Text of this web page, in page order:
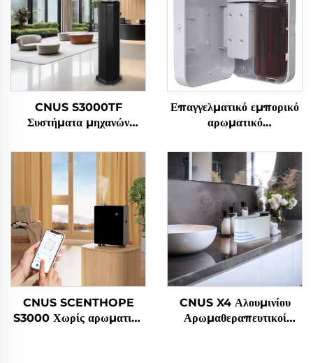
CNUS S3000TF
Συστήματα μηχανών
ελαίων για ξενοδοχεία/
εμπορικά μπάνια/γραφεία
Επαγγελματικό εμπορικό
αρωματικό
αρώματος αρώματος
αιθέριας ελαίου ξενοδοχείου
CNUS SCENTHOPE
S3000 Χωρίς αρωματικό
CNUS X4 Αλουμινίου
Αρωμαθεραπευτικοί